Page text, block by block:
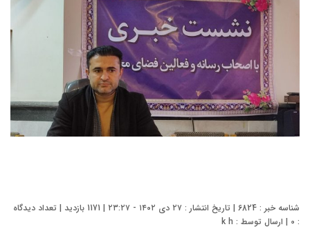
شناسه خبر : 6824 | تاریخ انتشار : ۲۷ دی ۱۴۰۲ - ۲۳:۲۷ | 1171 بازدید | تعداد دیدگاه
:
0 | ارسال توسط : k h